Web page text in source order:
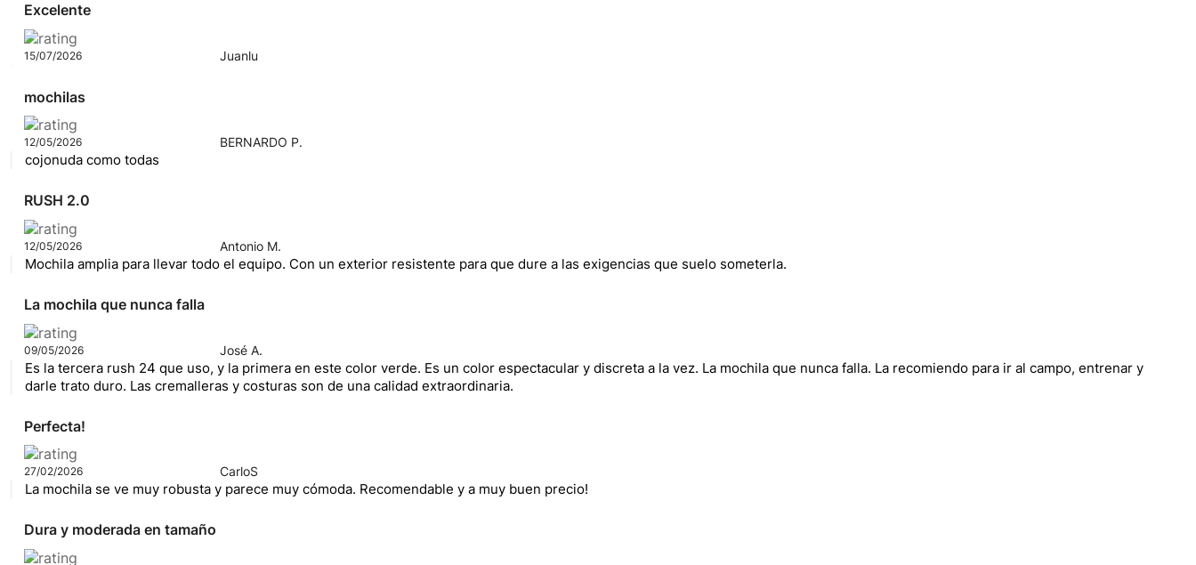
Excelente
15/07/2026 Juanlu
mochilas
12/05/2026 BERNARDO P.
cojonuda como todas
RUSH 2.0
12/05/2026 Antonio M.
Mochila amplia para llevar todo el equipo. Con un exterior resistente para que dure a las exigencias que suelo someterla.
La mochila que nunca falla
09/05/2026 José A.
Es la tercera rush 24 que uso, y la primera en este color verde. Es un color espectacular y discreta a la vez. La mochila que nunca falla. La recomiendo para ir al campo, entrenar y
darle trato duro. Las cremalleras y costuras son de una calidad extraordinaria.
Perfecta!
27/02/2026 CarloS
La mochila se ve muy robusta y parece muy cómoda. Recomendable y a muy buen precio!
Dura y moderada en tamaño